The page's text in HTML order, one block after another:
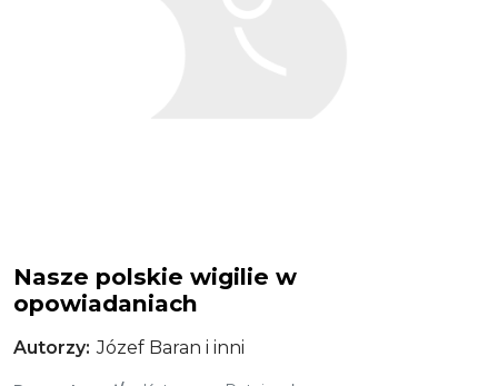
Nasze polskie wigilie w
opowiadaniach
Autorzy Józef Baran i inni